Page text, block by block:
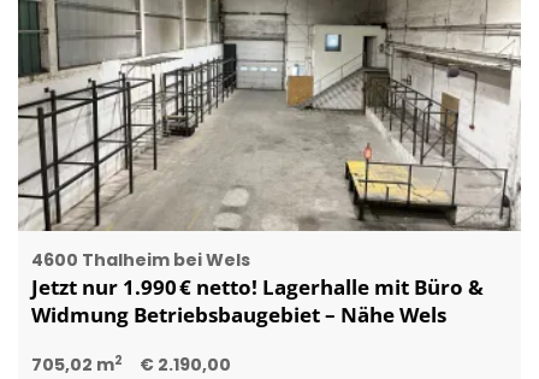
4600 Thalheim bei Wels
Jetzt nur 1.990 € netto! Lagerhalle mit Büro &
Widmung Betriebsbaugebiet – Nähe Wels
705,02 m2 € 2.190,00